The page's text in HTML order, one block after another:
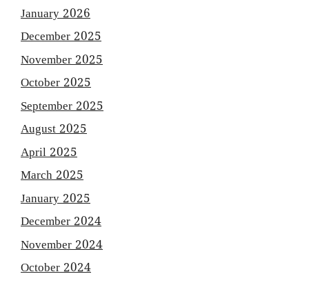
January 2026
December 2025
November 2025
October 2025
September 2025
August 2025
April 2025
March 2025
January 2025
December 2024
November 2024
October 2024